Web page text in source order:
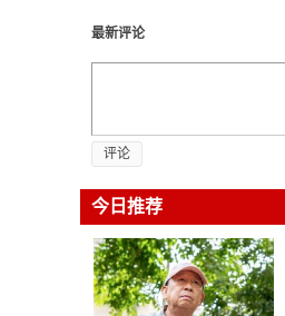
最新评论
评论
今日推荐